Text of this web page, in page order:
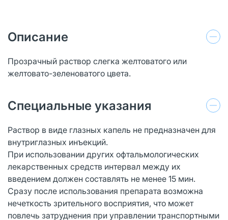
Описание
Прозрачный раствор слегка желтоватого или
желтовато-зеленоватого цвета.
Специальные указания
Раствор в виде глазных капель не предназначен для
внутриглазных инъекций.
При использовании других офтальмологических
лекарственных средств интервал между их
введением должен составлять не менее 15 мин.
Сразу после использования препарата возможна
нечеткость зрительного восприятия, что может
повлечь затруднения при управлении транспортными